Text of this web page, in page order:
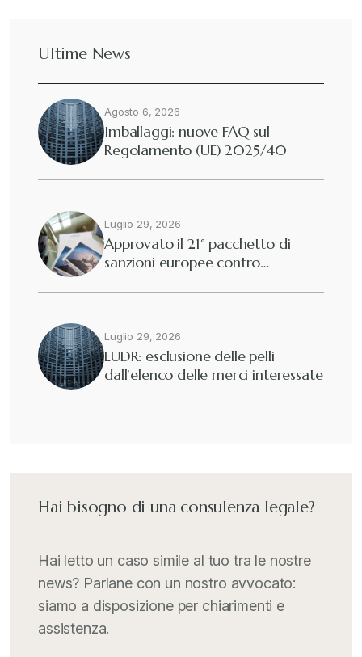
Deforestazione
Diritto tributario internazionale
Dogane
Eutekne
Fisco e tributi
Guide e Manuali
Iva comunitaria e nazionale
Ultime News
Agosto 6, 2026
Imballaggi: nuove FAQ sul
Regolamento (UE) 2025/40
Luglio 29, 2026
Approvato il 21° pacchetto di
sanzioni europee contro…
Luglio 29, 2026
EUDR: esclusione delle pelli
dall’elenco delle merci interessate
Hai bisogno di una consulenza legale?
Hai letto un caso simile al tuo tra le nostre
news? Parlane con un nostro avvocato:
siamo a disposizione per chiarimenti e
assistenza.